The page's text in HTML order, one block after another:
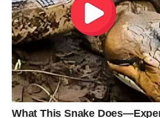
PREUZMITE
⋆ KNJIGA SA
Upiši svoj email i
knjigu s receptima! Uživaj
i ukusnim jelima koja
najdraže.